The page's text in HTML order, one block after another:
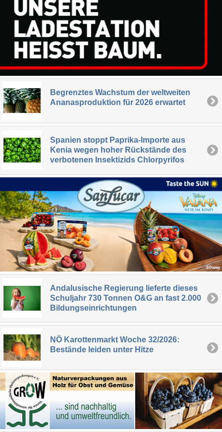
Begrenztes Wachstum der weltweiten
Ananasproduktion für 2026 erwartet
Spanien stoppt Paprika-Importe aus
Kenia wegen hoher Rückstände des
verbotenen Insektizids Chlorpyrifos
Andalusische Regierung lieferte dieses
Schuljahr 730 Tonnen O&G an fast 2.000
Bildungseinrichtungen
NÖ Karottenmarkt Woche 32/2026:
Bestände leiden unter Hitze